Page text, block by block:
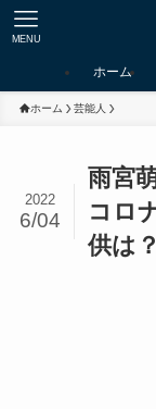
MENU
ホーム
ホーム 芸能人
雨宮
コロ
供は？
2022
6/04